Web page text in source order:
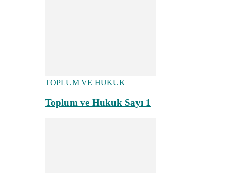
TOPLUM VE HUKUK
Toplum ve Hukuk Sayı 1